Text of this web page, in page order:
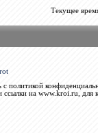
Текущее
ссылки на www.kroi.ru, для